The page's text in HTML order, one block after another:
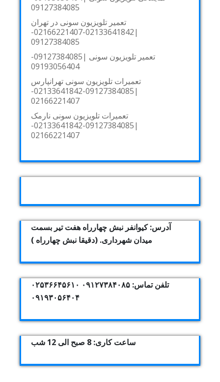
09127384085
تعمیر تلویزیون سونی در تهران
|02133641842-02166221407-
09127384085
تعمیر تلویزیون سونی |09127384085-
09193056404
تعمیرات تلویزیون سونی تهرانپارس
|09127384085-02133641842-
02166221407
تعمیرات تلویزیون سونی نارمک
|09127384085-02133641842-
02166221407
آدرس: کیوانفر نبش چهارراه هفت تیر بسمت
میدان شهرداری. (دقیقا نبش چهارراه )
تلفن تماس: ۰۹۱۲۷۳۸۴۰۸۵ ۰۲۵۳۶۶۴۵۶۱۰
۰۹۱۹۳۰۵۶۴۰۴
ساعت کاری: 8 صبح الی 12 شب